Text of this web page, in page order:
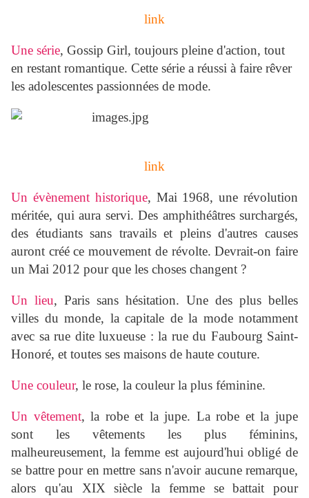
link
Une série, Gossip Girl, toujours pleine d'action, tout
en restant romantique. Cette série a réussi à faire rêver
les adolescentes passionnées de mode.
link
Un évènement historique, Mai 1968, une révolution
méritée, qui aura servi. Des amphithéâtres surchargés,
des étudiants sans travails et pleins d'autres causes
auront créé ce mouvement de révolte. Devrait-on faire
un Mai 2012 pour que les choses changent ?
Un lieu, Paris sans hésitation. Une des plus belles
villes du monde, la capitale de la mode notamment
avec sa rue dite luxueuse : la rue du Faubourg Saint-
Honoré, et toutes ses maisons de haute couture.
Une couleur, le rose, la couleur la plus féminine.
Un vêtement, la robe et la jupe. La robe et la jupe
sont les vêtements les plus féminins,
malheureusement, la femme est aujourd'hui obligé de
se battre pour en mettre sans n'avoir aucune remarque,
alors qu'au XIX siècle la femme se battait pour